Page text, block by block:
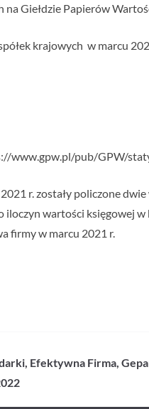
Giełdzie Papierów
krajowych w marcu
www.gpw.pl/pub/GPW/
r. zostały policzone
iloczyn wartości księgowej
firmy w marcu 2021 r.
Efektywna Firma,